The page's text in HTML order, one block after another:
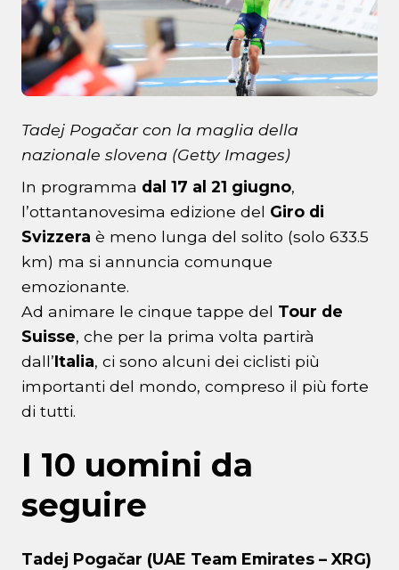
Tadej Pogačar con la maglia della
nazionale slovena (Getty Images)
In programma dal 17 al 21 giugno,
l’ottantanovesima edizione del Giro di
Svizzera è meno lunga del solito (solo 633.5
km) ma si annuncia comunque
emozionante.
Ad animare le cinque tappe del Tour de
Suisse, che per la prima volta partirà
dall’Italia, ci sono alcuni dei ciclisti più
importanti del mondo, compreso il più forte
di tutti.
I 10 uomini da
seguire
Tadej Pogačar (UAE Team Emirates – XRG)